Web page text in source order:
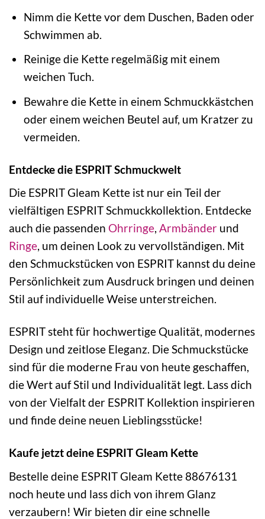
Nimm die Kette vor dem Duschen, Baden oder
Schwimmen ab.
Reinige die Kette regelmäßig mit einem
weichen Tuch.
Bewahre die Kette in einem Schmuckkästchen
oder einem weichen Beutel auf, um Kratzer zu
vermeiden.
Entdecke die ESPRIT Schmuckwelt
Die ESPRIT Gleam Kette ist nur ein Teil der
vielfältigen ESPRIT Schmuckkollektion. Entdecke
auch die passenden Ohrringe, Armbänder und
Ringe, um deinen Look zu vervollständigen. Mit
den Schmuckstücken von ESPRIT kannst du deine
Persönlichkeit zum Ausdruck bringen und deinen
Stil auf individuelle Weise unterstreichen.
ESPRIT steht für hochwertige Qualität, modernes
Design und zeitlose Eleganz. Die Schmuckstücke
sind für die moderne Frau von heute geschaffen,
die Wert auf Stil und Individualität legt. Lass dich
von der Vielfalt der ESPRIT Kollektion inspirieren
und finde deine neuen Lieblingsstücke!
Kaufe jetzt deine ESPRIT Gleam Kette
Bestelle deine ESPRIT Gleam Kette 88676131
noch heute und lass dich von ihrem Glanz
verzaubern! Wir bieten dir eine schnelle